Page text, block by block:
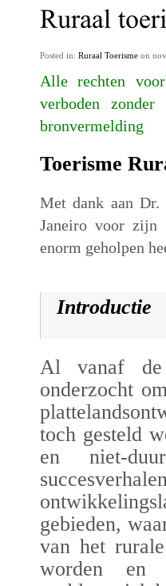
Posted in: Ruraal Toerisme on
Alle rechten
verboden
bronvermelding
Toerisme
Met dank aan
Janeiro voor zijn
enorm geholpen
Introductie
Al vanaf de
onderzocht
toch gesteld
en niet-
gebieden,
van het
worden en